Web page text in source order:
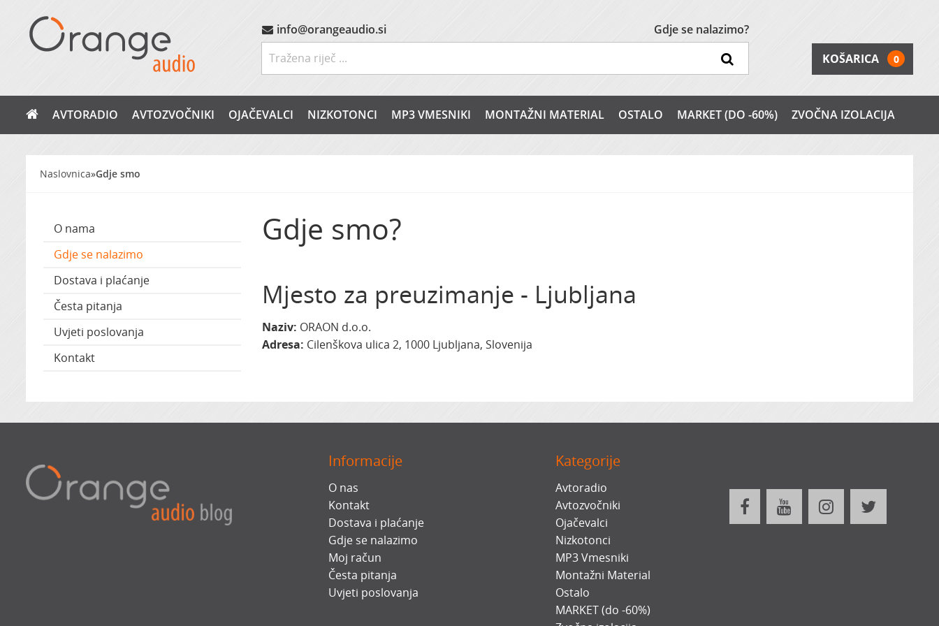
info@orangeaudio.si
Gdje se nalazimo?
KOŠARICA
0
AVTORADIO AVTOZVOČNIKI OJAČEVALCI NIZKOTONCI MP3 VMESNIKI MONTAŽNI MATERIAL OSTALO MARKET (DO -60%) ZVOČNA IZOLACIJA
Naslovnica»Gdje smo
O nama
Gdje se nalazimo
Dostava i plaćanje
Česta pitanja
Uvjeti poslovanja
Kontakt
Gdje smo?
Mjesto za preuzimanje - Ljubljana
Naziv: ORAON d.o.o.
Adresa: Cilenškova ulica 2, 1000 Ljubljana, Slovenija
Informacije
O nas
Kontakt
Dostava i plaćanje
Gdje se nalazimo
Moj račun
Česta pitanja
Uvjeti poslovanja
Kategorije
Avtoradio
Avtozvočniki
Ojačevalci
Nizkotonci
MP3 Vmesniki
Montažni Material
Ostalo
MARKET (do -60%)